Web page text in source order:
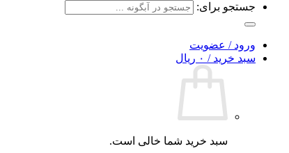
جستجو برای:
ورود / عضویت
سبد خرید / ۰ ریال
سبد خرید شما خالی است.